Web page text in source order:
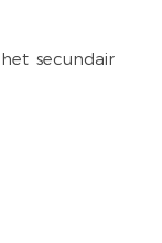
secundair